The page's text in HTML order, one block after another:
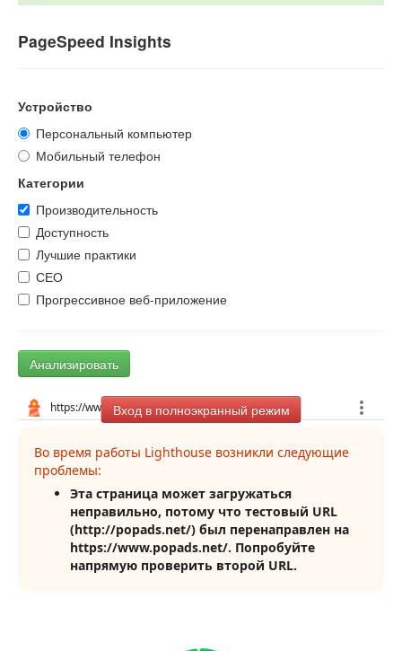
PageSpeed Insights
Устройство
Персональный компьютер
Мобильный телефон
Категории
Производительность
Доступность
Лучшие практики
СЕО
Прогрессивное веб-приложение
Анализировать
Вход в полноэкранный режим